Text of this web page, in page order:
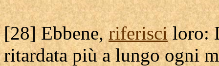
[28] Ebbene,riferisciloro:
ritardatapiù a lungo ogni